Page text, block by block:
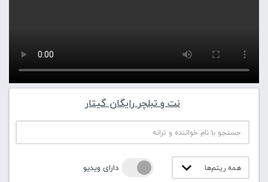
نت و تبلچر رایگان گیتار
دارای ویدیو